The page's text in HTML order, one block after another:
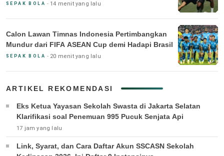
SEPAK BOLA 14 menit yang lalu
Calon Lawan Timnas Indonesia Pertimbangkan
Mundur dari FIFA ASEAN Cup demi Hadapi Brasil
SEPAK BOLA 20 menit yang lalu
ARTIKEL REKOMENDASI
Eks Ketua Yayasan Sekolah Swasta di Jakarta Selatan
Klarifikasi soal Penemuan 995 Pucuk Senjata Api
17 jam yang lalu
Link, Syarat, dan Cara Daftar Akun SSCASN Sekolah